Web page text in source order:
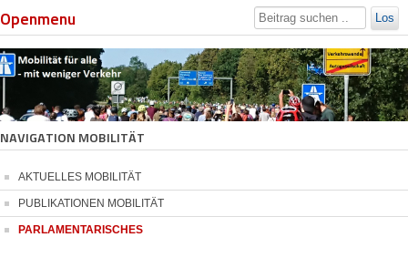
Openmenu Los
NAVIGATION MOBILITÄT
AKTUELLES MOBILITÄT
PUBLIKATIONEN MOBILITÄT
PARLAMENTARISCHES